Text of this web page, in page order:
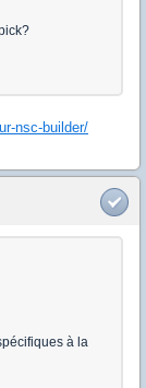
nsc-builder/
à la